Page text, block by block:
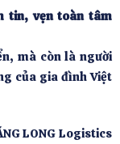
tin, vẹn toàn tâm
mà còn là người
của gia đình Việt
LONG Logistics